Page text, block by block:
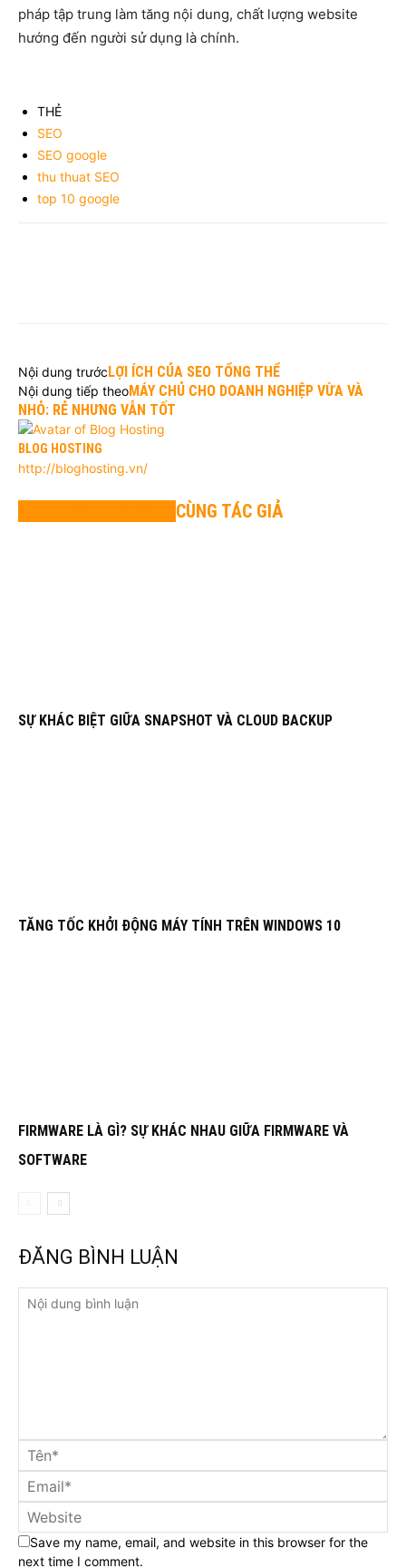
pháp tập trung làm tăng nội dung, chất lượng website
hướng đến người sử dụng là chính.
THẺ
SEO
SEO google
thu thuat SEO
top 10 google
Nội dung trướcLỢI ÍCH CỦA SEO TỔNG THỂ
Nội dung tiếp theoMÁY CHỦ CHO DOANH NGHIỆP VỪA VÀ
NHỎ: RẺ NHƯNG VẪN TỐT
BLOG HOSTING
http://bloghosting.vn/
CÙNG TÁC GIẢ
SỰ KHÁC BIỆT GIỮA SNAPSHOT VÀ CLOUD BACKUP
TĂNG TỐC KHỞI ĐỘNG MÁY TÍNH TRÊN WINDOWS 10
FIRMWARE LÀ GÌ? SỰ KHÁC NHAU GIỮA FIRMWARE VÀ
SOFTWARE
ĐĂNG BÌNH LUẬN
Save my name, email, and website in this browser for the
next time I comment.